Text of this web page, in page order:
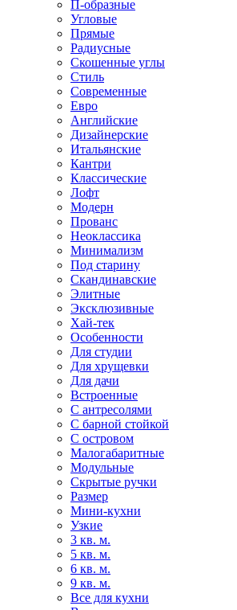
П-образные
Угловые
Прямые
Радиусные
Скошенные углы
Стиль
Современные
Евро
Английские
Дизайнерские
Итальянские
Кантри
Классические
Лофт
Модерн
Прованс
Неоклассика
Минимализм
Под старину
Скандинавские
Элитные
Эксклюзивные
Хай-тек
Особенности
Для студии
Для хрущевки
Для дачи
Встроенные
С антресолями
С барной стойкой
С островом
Малогабаритные
Модульные
Скрытые ручки
Размер
Мини-кухни
Узкие
3 кв. м.
5 кв. м.
6 кв. м.
9 кв. м.
Все для кухни